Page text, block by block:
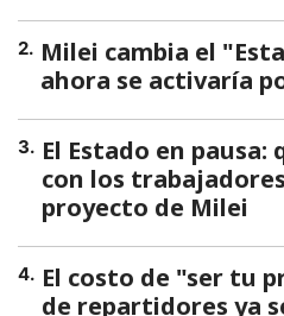
2. Milei cambia el
ahora se activaría
3. El Estado en pausa:
con los
proyecto de Milei
4. El costo de "ser tu
de repartidores ya